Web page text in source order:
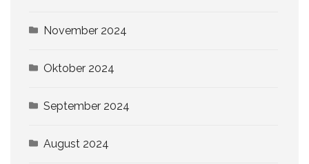
November 2024
Oktober 2024
September 2024
August 2024